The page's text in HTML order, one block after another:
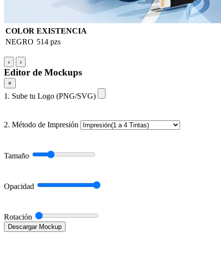
COLOR EXISTENCIA
NEGRO 514 pzs
‹ ›
Editor de Mockups
×
1. Sube tu Logo (PNG/SVG)
2. Método de Impresión
Tamaño
Opacidad
Rotación
Descargar Mockup